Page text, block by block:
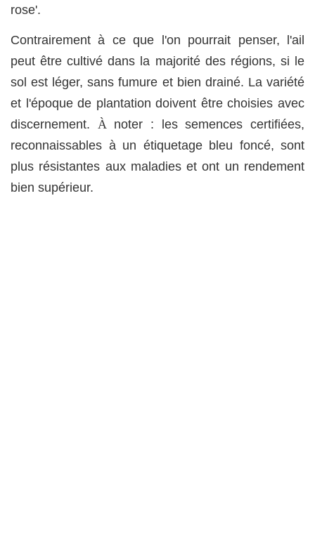
rose'.
Contrairement à ce que l'on pourrait penser, l'ail
peut être cultivé dans la majorité des régions, si le
sol est léger, sans fumure et bien drainé. La variété
et l'époque de plantation doivent être choisies avec
discernement. À noter : les semences certifiées,
reconnaissables à un étiquetage bleu foncé, sont
plus résistantes aux maladies et ont un rendement
bien supérieur.